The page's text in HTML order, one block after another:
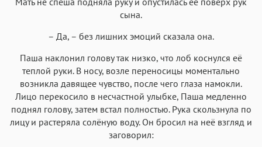
сына.
– Да, – без лишних эмоций сказала она.
Паша наклонил голову так низко, что лоб коснулся её
теплой руки. В носу, возле переносицы моментально
возникла давящее чувство, после чего глаза намокли.
Лицо перекосило в несчастной улыбке, Паша медленно
поднял голову, затем встал полностью. Рука скользнула по
лицу и растеряла солёную воду. Он бросил на неё взгляд и
заговорил: